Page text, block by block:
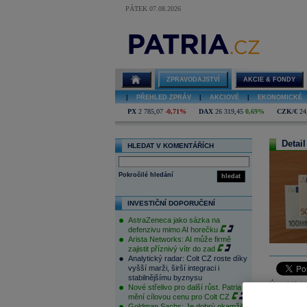
PÁTEK 07.08.2026
ZPRAVODAJSTVÍ AKCIE & FONDY
PŘEHLED ZPRÁV AKCIOVÉ EKONOMICKÉ
PX 2 785,07 -0,71% DAX 26 319,45 0,69% CZK/€
HLEDAT V KOMENTÁŘÍCH
hledat
Pokročilé hledání
INVESTIČNÍ DOPORUČENÍ
AstraZeneca jako sázka na
defenzivu mimo AI horečku
Arista Networks: AI může firmě
zajistit příznivý vítr do zad
Analytický radar: Colt CZ roste díky
vyšší marži, širší integraci i
stabilnějšímu byznysu
Nové střelivo pro další růst. Patria
mění cílovou cenu pro Colt CZ
Úvod